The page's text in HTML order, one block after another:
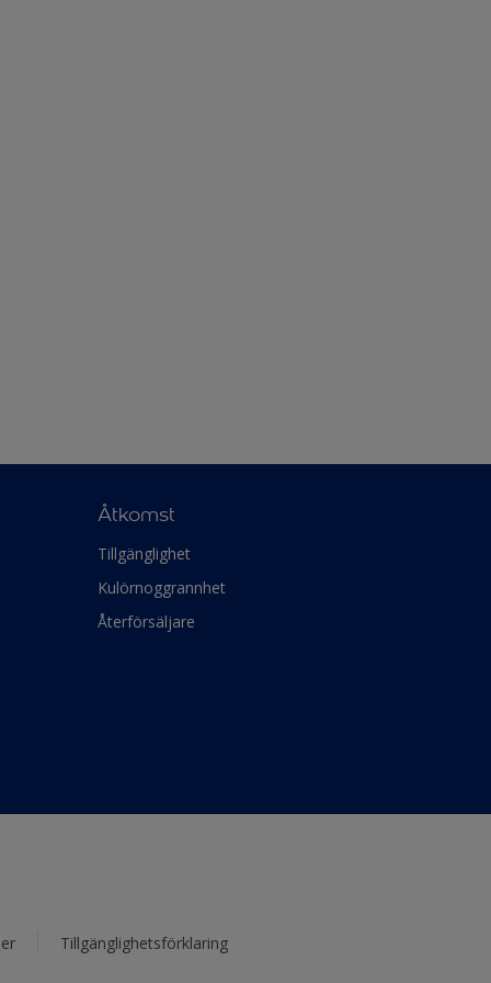
Åtkomst
Tillgänglighet
Kulörnoggrannhet
Återförsäljare
Tillgänglighetsförklaring